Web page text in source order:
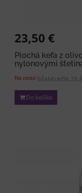
23,50 €
Plochá kefa z
nylonovými
Na ceste (očakávame
Do košíka